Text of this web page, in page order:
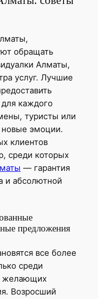
обращать
Алматы,
услуг. Лучшие
каждого
туристы или
эмоции.
клиентов
среди которых
— гарантия
и абсолютной
предложения
все более
среди
желающих
Возросший